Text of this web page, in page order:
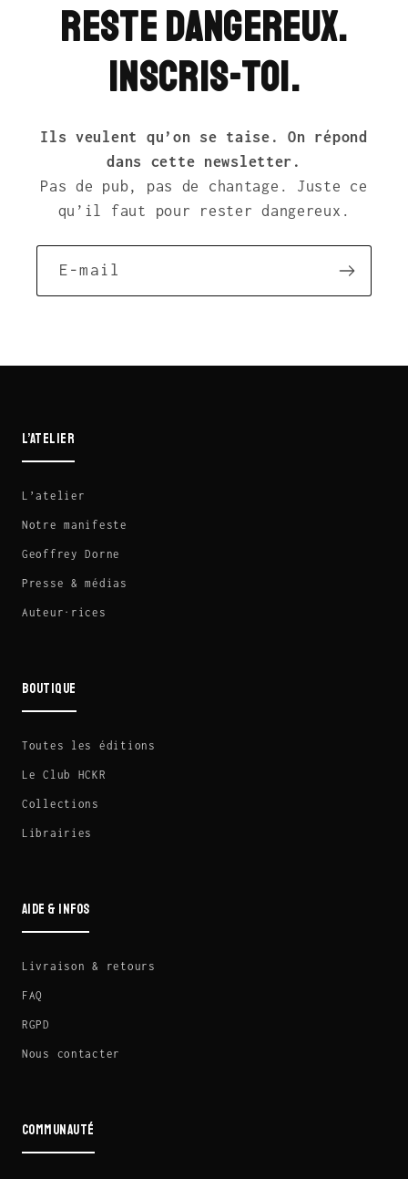
Reste dangereux.
Inscris-toi.
Ils veulent qu’on se taise. On répond
dans cette newsletter.
Pas de pub, pas de chantage. Juste ce
qu’il faut pour rester dangereux.
E-mail
L’ATELIER
L’atelier
Notre manifeste
Geoffrey Dorne
Presse & médias
Auteur·rices
BOUTIQUE
Toutes les éditions
Le Club HCKR
Collections
Librairies
AIDE & INFOS
Livraison & retours
FAQ
RGPD
Nous contacter
COMMUNAUTÉ